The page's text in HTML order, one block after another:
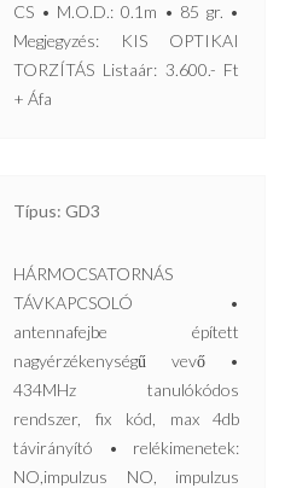
CS • M.O.D.: 0.1m • 85 gr. •
Megjegyzés: KIS OPTIKAI
TORZÍTÁS Listaár: 3.600.- Ft
+ Áfa
Típus: GD3
HÁRMOCSATORNÁS
TÁVKAPCSOLÓ •
antennafejbe épített
nagyérzékenységű vevő •
434MHz tanulókódos
rendszer, fix kód, max 4db
távirányító • relékimenetek:
NO,impulzus NO, impulzus